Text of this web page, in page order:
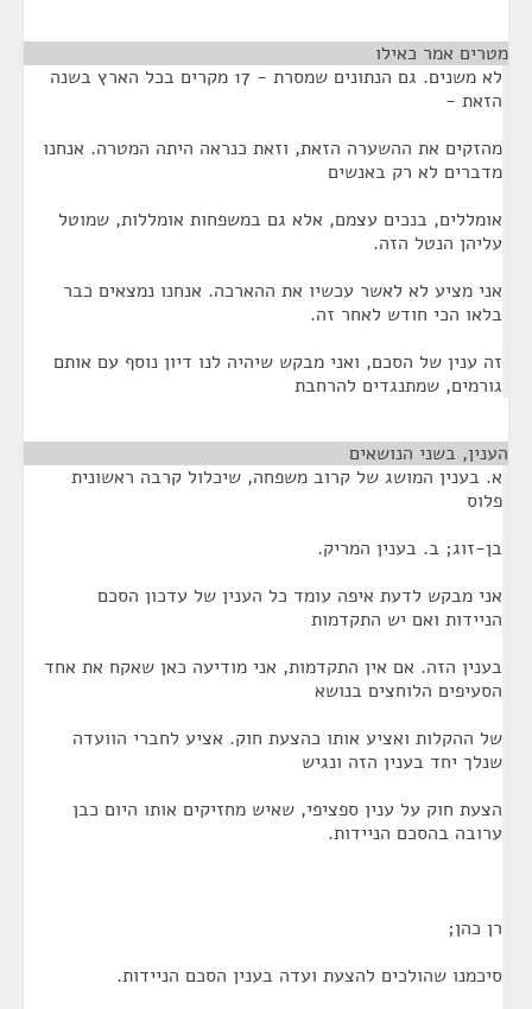
מטרים אמר כאילו
לא משנים. גם הנתונים שמסרת - 17 מקרים בכל הארץ בשנה
הזאת -
מהזקים את ההשערה הזאת, וזאת כנראה היתה המטרה. אנחנו
מדברים לא רק באנשים
אומללים, בנכים עצמם, אלא גם במשפחות אומללות, שמוטל
עליהן הנטל הזה.
אני מציע לא לאשר עכשיו את ההארכה. אנחנו נמצאים כבר
בלאו הכי חודש לאחר זה.
זה ענין של הסכם, ואני מבקש שיהיה לנו דיון נוסף עם אותם
גורמים, שמתנגדים להרחבת
הענין, בשני הנושאים
א. בענין המושג של קרוב משפחה, שיכלול קרבה ראשונית
פלוס
בן-זוג; ב. בענין המריק.
אני מבקש לדעת איפה עומד כל הענין של עדכון הסכם
הניידות ואם יש התקדמות
בענין הזה. אם אין התקדמות, אני מודיעה כאן שאקח את אחד
הסעיפים הלוחצים בנושא
של ההקלות ואציע אותו כהצעת חוק. אציע לחברי הוועדה
שנלך יחד בענין הזה ונגיש
הצעת חוק על ענין ספציפי, שאיש מחזיקים אותו היום כבן
ערובה בהסכם הניידות.
רן כהן;
סיכמנו שהולכים להצעת ועדה בענין הסכם הניידות.